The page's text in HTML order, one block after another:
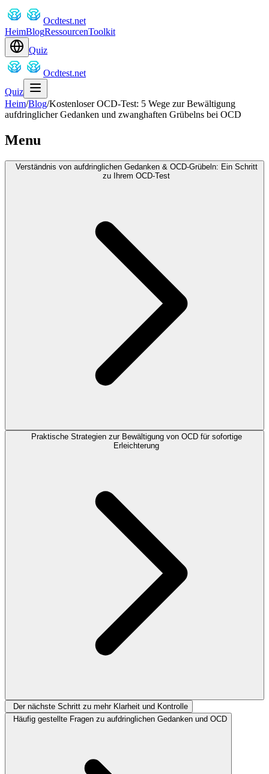
Ocdtest.net
HeimBlogRessourcenToolkit
Quiz
Ocdtest.net
Quiz
Heim/Blog/Kostenloser OCD-Test: 5 Wege zur Bewältigung
aufdringlicher Gedanken und zwanghaften Grübelns bei OCD
Menu
Verständnis von aufdringlichen Gedanken & OCD-Grübeln: Ein Schritt
zu Ihrem OCD-Test
Praktische Strategien zur Bewältigung von OCD für sofortige
Erleichterung
Der nächste Schritt zu mehr Klarheit und Kontrolle
Häufig gestellte Fragen zu aufdringlichen Gedanken und OCD